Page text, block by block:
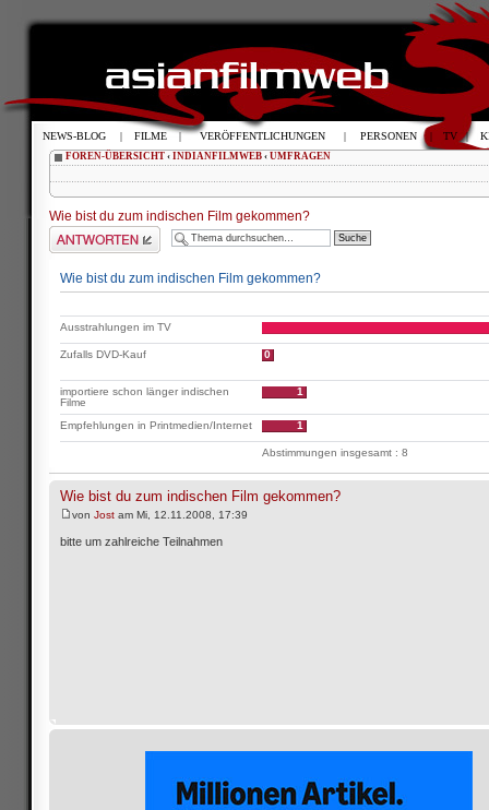
FOREN-ÜBERSICHT ‹ INDIANFILMWEB ‹ UMFRAGEN
Wie bist du zum indischen Film gekommen?
Antwort schreiben
Wie bist du zum indischen Film gekommen?
Ausstrahlungen im TV
Zufalls DVD-Kauf 0
importiere schon länger indischen
Filme
1
Empfehlungen in Printmedien/Internet 1
Abstimmungen insgesamt : 8
Wie bist du zum indischen Film gekommen?
von Jost am Mi, 12.11.2008, 17:39
bitte um zahlreiche Teilnahmen
NEWS-BLOG | FILME | VERÖFFENTLICHUNGEN | PERSONEN | TV |